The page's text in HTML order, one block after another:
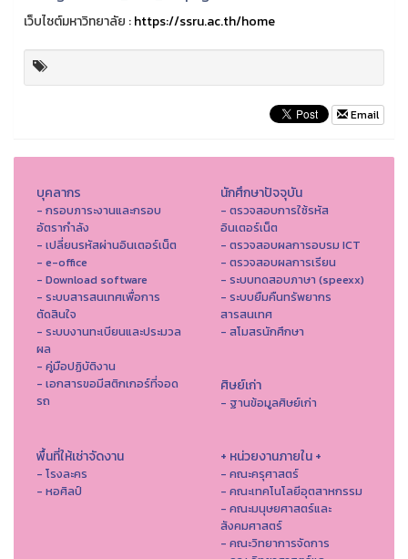
เว็บไซต์มหาวิทยาลัย :https://ssru.ac.th/home
Email
บุคลากร
- กรอบภาระงานและกรอบ
อัตรากำลัง
- เปลี่ยนรหัสผ่านอินเตอร์เน็ต
- e-office
- Download software
- ระบบสารสนเทศเพื่อการ
ตัดสินใจ
- ระบบงานทะเบียนและประมวล
ผล
- คู่มือปฏิบัติงาน
- เอกสารขอมีสติกเกอร์ที่จอด
รถ
นักศึกษาปัจจุบัน
- ตรวจสอบการใช้รหัส
อินเตอร์เน็ต
- ตรวจสอบผลการอบรม ICT
- ตรวจสอบผลการเรียน
- ระบบทดสอบภาษา (speexx)
- ระบบยืมคืนทรัพยากร
สารสนเทศ
- สโมสรนักศึกษา
ศิษย์เก่า
- ฐานข้อมูลศิษย์เก่า
พื้นที่ให้เช่าจัดงาน
- โรงละคร
- หอศิลป์
+ หน่วยงานภายใน +
- คณะครุศาสตร์
- คณะเทคโนโลยีอุตสาหกรรม
- คณะมนุษยศาสตร์และ
สังคมศาสตร์
- คณะวิทยาการจัดการ